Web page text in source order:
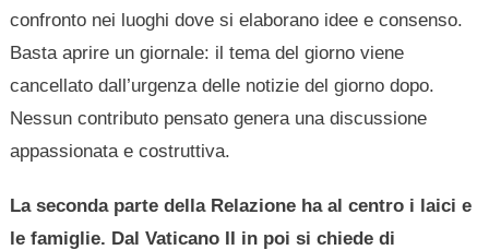
confronto nei luoghi dove si elaborano idee e consenso.
Basta aprire un giornale: il tema del giorno viene
cancellato dall’urgenza delle notizie del giorno dopo.
Nessun contributo pensato genera una discussione
appassionata e costruttiva.
La seconda parte della Relazione ha al centro i laici e
le famiglie. Dal Vaticano II in poi si chiede di